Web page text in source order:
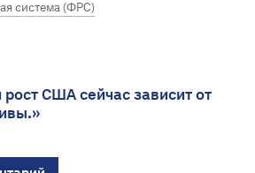
система (ФРС)
США сейчас зависит от